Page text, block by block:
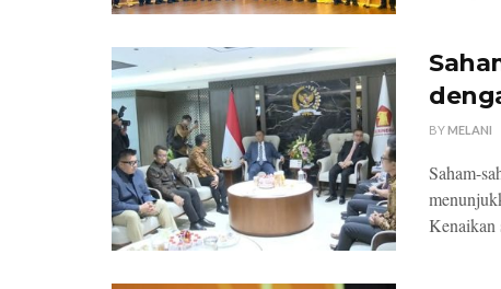
BYMELANI
Saham-
Kenaikan